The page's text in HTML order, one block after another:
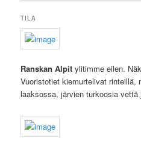
TILA
Ranskan Alpit ylitimme eilen.
Vuoristotiet kiemurtelivat rinteillä,
laaksossa, järvien turkoosia